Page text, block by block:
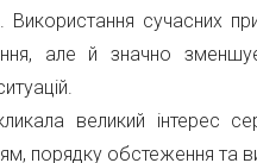
сучасних
але й значно
великий інтерес
порядку обстеження та